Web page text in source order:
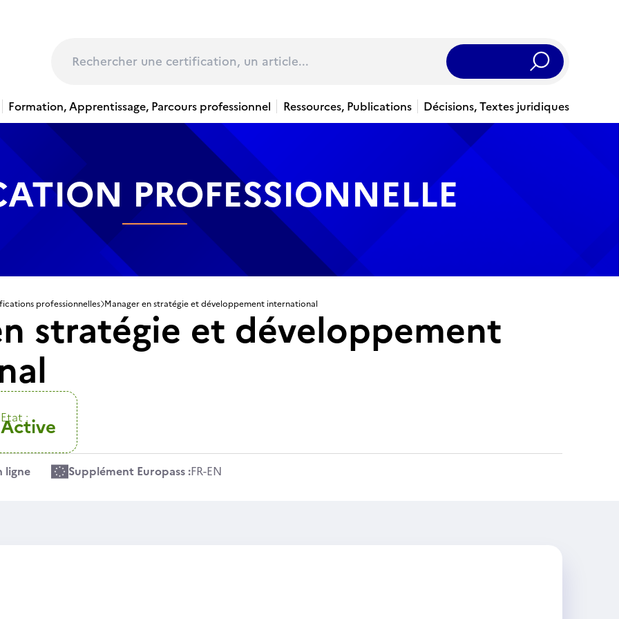
Rechercher
Formation, Apprentissage, Parcours professionnel Ressources, Publications Décisions, Textes juridiques
PROFESSIONNELLE
professionnelles Manager en stratégie et développement international
stratégie et développement
Etat :
Active
ligne Supplément Europass :FR-EN